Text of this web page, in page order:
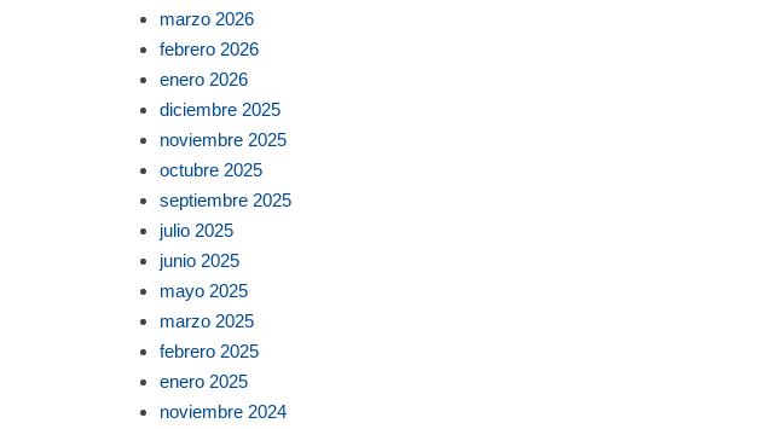
marzo 2026
febrero 2026
enero 2026
diciembre 2025
noviembre 2025
octubre 2025
septiembre 2025
julio 2025
junio 2025
mayo 2025
marzo 2025
febrero 2025
enero 2025
noviembre 2024